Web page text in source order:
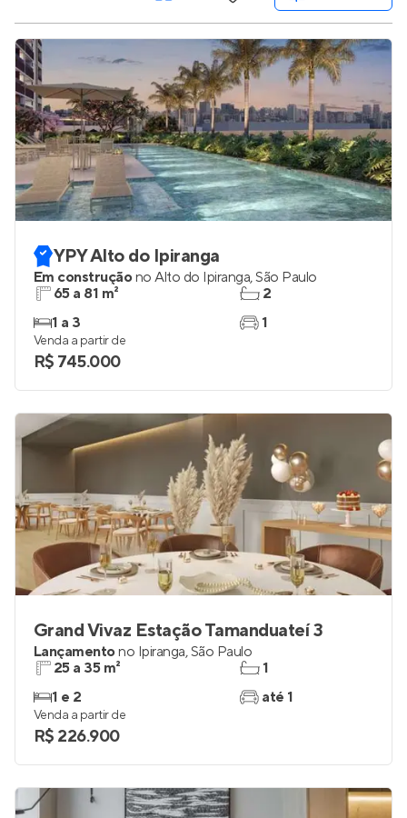
YPY Alto do Ipiranga
Em construçãono Alto do Ipiranga,São Paulo
65 a 81 m²
1 a 3
2
1
Venda a partir de
R$ 745.000
Grand Vivaz Estação Tamanduateí 3
Lançamentono Ipiranga,São Paulo
25 a 35 m²
1 e 2
1
até 1
Venda a partir de
R$ 226.900